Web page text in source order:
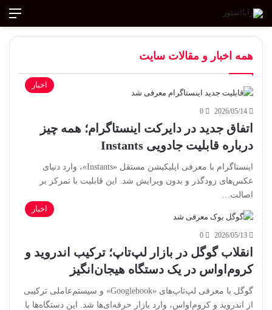
جستجو
تغییر پوسته
همه اخبار و مقالات سایت
اخبار
2026/05/14
0
اتفاق جدید در دایرکت اینستاگرام؛ همه چیز
درباره قابلیت جادویی Instants
اینستاگرام با معرفی اپلیکیشن مستقل «Instants»، وارد دنیای
عکس‌های زودگذر و بدون ویرایش شد. این قابلیت با تمرکز بر
اصالت…
اخبار
2026/05/13
0
انقلاب گوگل در بازار لپ‌تاپ؛ ترکیب اندروید و
کروم‌او‌اس در یک دستگاه هیجان‌انگیز
گوگل با معرفی لپ‌تاپ‌های «Googlebook» و سیستم‌عاملی ترکیبی
از اندروید و کروم‌او‌اس، وارد بازار حرفه‌ای‌ها شد. این دستگاه‌ها با